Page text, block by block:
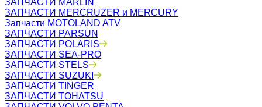
ЗАПЧАСТИ MARLIN
ЗАПЧАСТИ MERCRUZER и MERCURY
Запчасти MOTOLAND ATV
ЗАПЧАСТИ PARSUN
ЗАПЧАСТИ POLARIS
ЗАПЧАСТИ SEA-PRO
ЗАПЧАСТИ STELS
ЗАПЧАСТИ SUZUKI
ЗАПЧАСТИ TINGER
ЗАПЧАСТИ TOHATSU